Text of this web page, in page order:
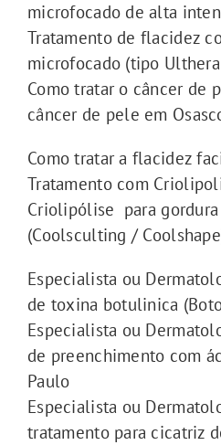
microfocado de alta
Tratamento de flacidez
microfocado (tipo
Como tratar o câncer de
câncer de pele em
Como tratar a flacidez
Tratamento com
Criolipólise para
(Coolsculting /
Especialista ou
de toxina botulinica
Especialista ou
de preenchimento com
Paulo
Especialista ou
tratamento para cicatriz